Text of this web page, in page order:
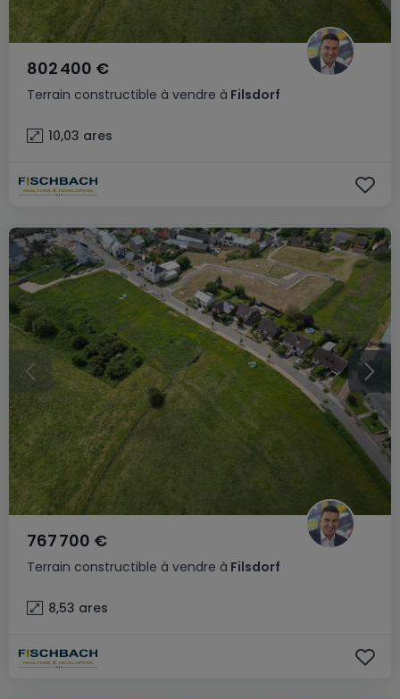
Terrain constructible à vendre à Filsdorf
802 400 €
10,03 ares
Terrain constructible à vendre à Filsdorf
767 700 €
8,53 ares